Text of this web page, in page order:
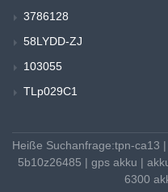
3786128
58LYDD-ZJ
103055
TLp029C1
Heiße Suchanfrage:tpn-ca13 |
5b10z26485 | gps akku |
6300